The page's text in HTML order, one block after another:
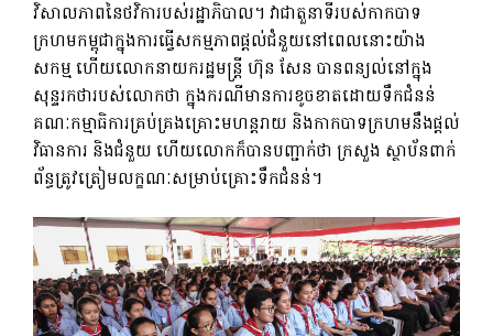
វិសាលភាពនៃថវិការបស់រដ្ឋាភិបាល។ វាជាតួនាទីរបស់កាកបាទ
ក្រហមកម្ពុជាក្នុងការធ្វើសកម្មភាពផ្តល់ជំនួយនៅពេលនោះយ៉ាង
សកម្ម ហើយលោកនាយករដ្ឋមន្ត្រី ហ៊ុន សែន បានពន្យល់នៅក្នុង
សុន្ទរកថារបស់លោកថា ក្នុងករណីមានការខូចខាតដោយទឹកជំនន់
គណៈកម្មាធិការគ្រប់គ្រងគ្រោះមហន្តរាយ និងកាកបាទក្រហមនឹងផ្តល់
វិធានការ និងជំនួយ ហើយលោកក៏បានបញ្ជាក់ថា ក្រសួង ស្ថាប័នពាក់
ព័ន្ធត្រូវត្រៀមលក្ខណៈសម្រាប់គ្រោះទឹកជំនន់។